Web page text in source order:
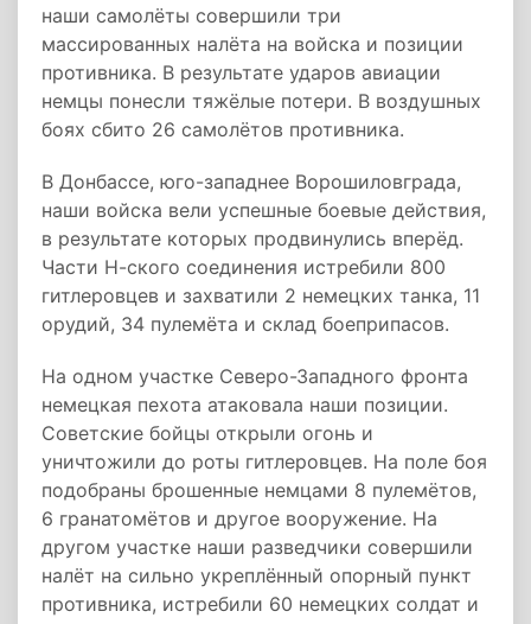
наши самолёты совершили три
массированных налёта на войска и позиции
противника. В результате ударов авиации
немцы понесли тяжёлые потери. В воздушных
боях сбито 26 самолётов противника.
В Донбассе, юго-западнее Ворошиловграда,
наши войска вели успешные боевые действия,
в результате которых продвинулись вперёд.
Части Н-ского соединения истребили 800
гитлеровцев и захватили 2 немецких танка, 11
орудий, 34 пулемёта и склад боеприпасов.
На одном участке Северо-Западного фронта
немецкая пехота атаковала наши позиции.
Советские бойцы открыли огонь и
уничтожили до роты гитлеровцев. На поле боя
подобраны брошенные немцами 8 пулемётов,
6 гранатомётов и другое вооружение. На
другом участке наши разведчики совершили
налёт на сильно укреплённый опорный пункт
противника, истребили 60 немецких солдат и